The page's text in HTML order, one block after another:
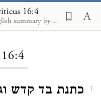
16:4
Vayiqra in Context. An English summary by Sina Kahen and Ben Rothstein; Da'at Press, 2024
1 כתנת בד קדש